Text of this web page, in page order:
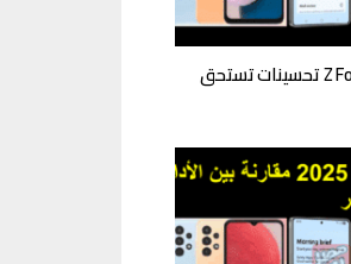
مقارنة بين Galaxy Z Fold3 وZ Fold4 تحسينات تستحق